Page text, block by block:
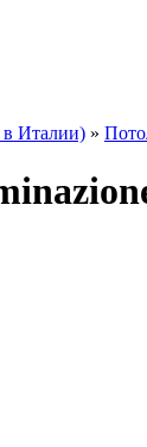
в Италии) »